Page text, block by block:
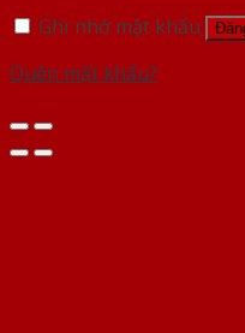
Ghi nhớ mật khẩu
Quên mật khẩu?